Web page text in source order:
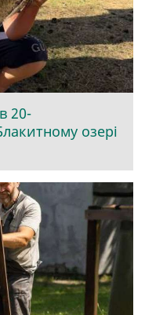
20-
озері